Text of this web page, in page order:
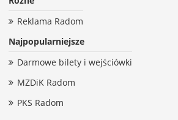
Reklama Radom
Najpopularniejsze
Darmowe bilety i wejściówki
MZDiK Radom
PKS Radom